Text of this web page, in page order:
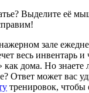
Выделите её
зале
весь инвентарь и
как дома. Но знаете
Ответ может вас
тренировок,